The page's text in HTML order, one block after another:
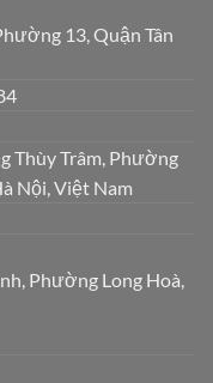
13, Quận Tân
Thùy Trâm, Phường
Nội, Việt Nam
Phường Long Hoà,